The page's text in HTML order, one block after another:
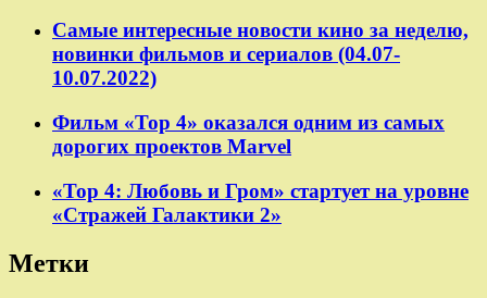
Самые интересные новости кино за неделю,
новинки фильмов и сериалов (04.07-
10.07.2022)
Фильм «Тор 4» оказался одним из самых
дорогих проектов Marvel
«Тор 4: Любовь и Гром» стартует на уровне
«Стражей Галактики 2»
Метки